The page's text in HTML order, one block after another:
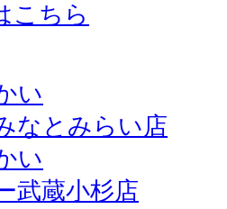
こちら
い
なとみらい店
い
武蔵小杉店